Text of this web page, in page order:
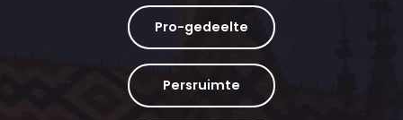
Pro-gedeelte
Persruimte